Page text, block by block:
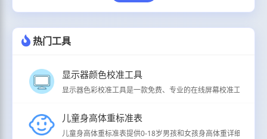
热门工具
显示器颜色校准工具
显示器色彩校准工具是一款免费、专业的在线屏幕校准工具，
儿童身高体重标准表
儿童身高体重标准表提供0-18岁男孩和女孩身高体重详细分级